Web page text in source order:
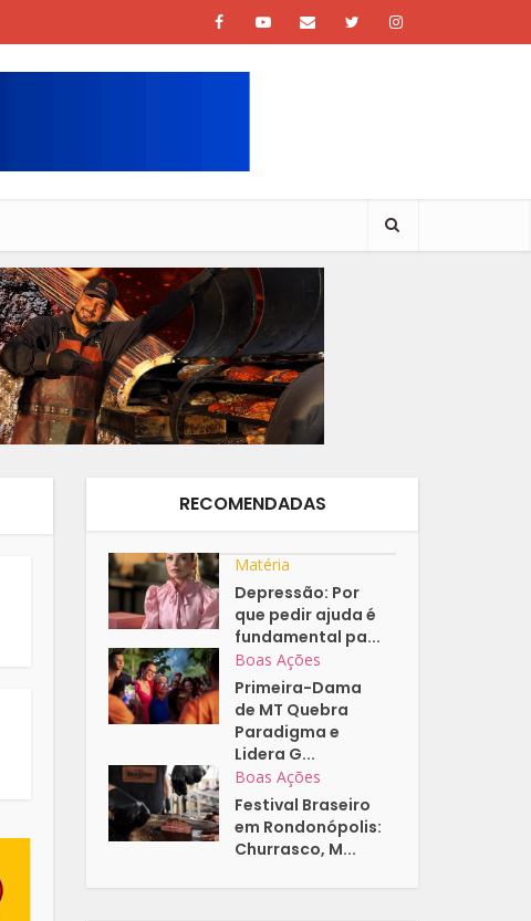
RECOMENDADAS
Matéria
Depressão: Por
que pedir ajuda é
fundamental pa...
Boas Ações
Primeira-Dama
de MT Quebra
Paradigma e
Lidera G...
Boas Ações
Festival Braseiro
em Rondonópolis:
Churrasco, M...